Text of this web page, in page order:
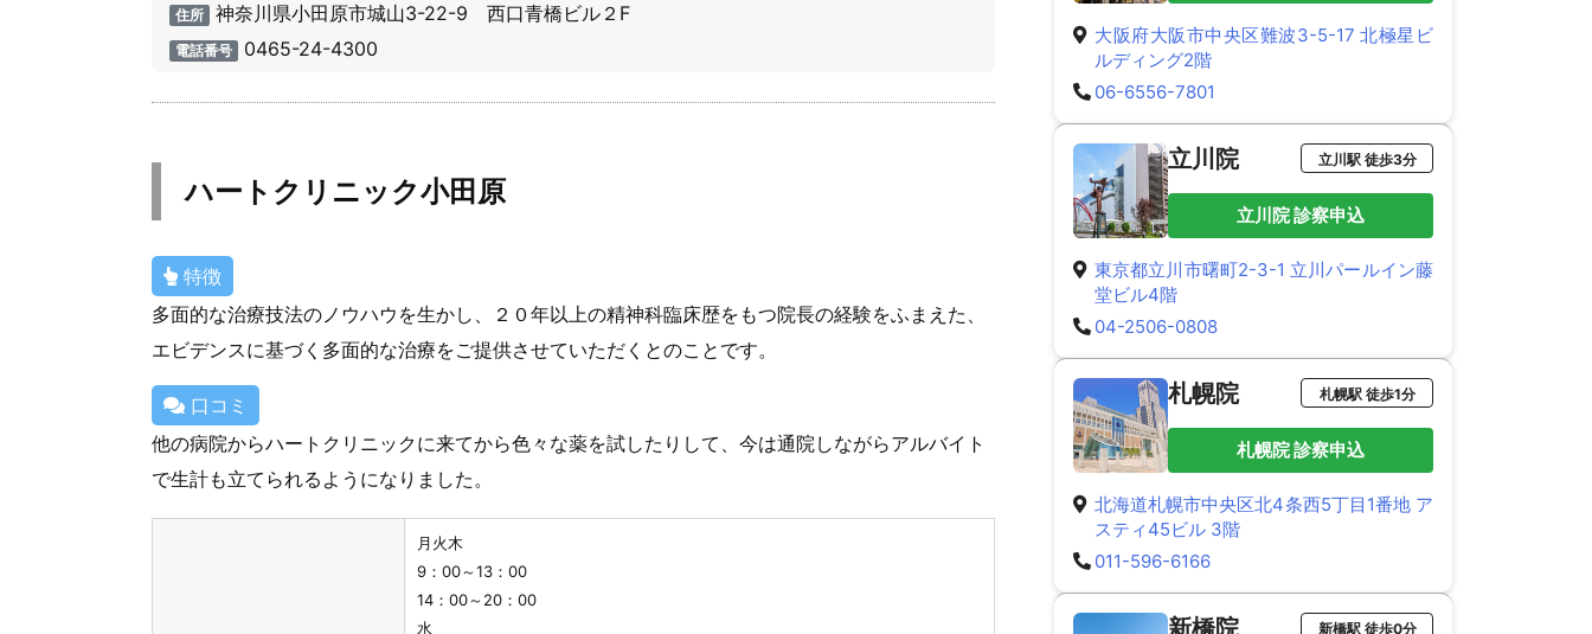
住所 神奈川県小田原市城山3-22-9 西口青橋ビル２F
電話番号 0465-24-4300
ハートクリニック小田原
特徴
多面的な治療技法のノウハウを生かし、２０年以上の精神科臨床歴をもつ院長の経験をふまえた、
エビデンスに基づく多面的な治療をご提供させていただくとのことです。
口コミ
他の病院からハートクリニックに来てから色々な薬を試したりして、今は通院しながらアルバイト
で生計も立てられるようになりました。
月火木
9：00～13：00
14：00～20：00
水
大阪府大阪市中央区難波3-5-17 北極星ビ
ルディング2階
06-6556-7801
立川院 立川駅 徒歩3分
立川院 診察申込
東京都立川市曙町2-3-1 立川パールイン藤
堂ビル4階
04-2506-0808
札幌院 札幌駅 徒歩1分
札幌院 診察申込
北海道札幌市中央区北4条西5丁目1番地 ア
スティ45ビル 3階
011-596-6166
新橋院 新橋駅 徒歩0分